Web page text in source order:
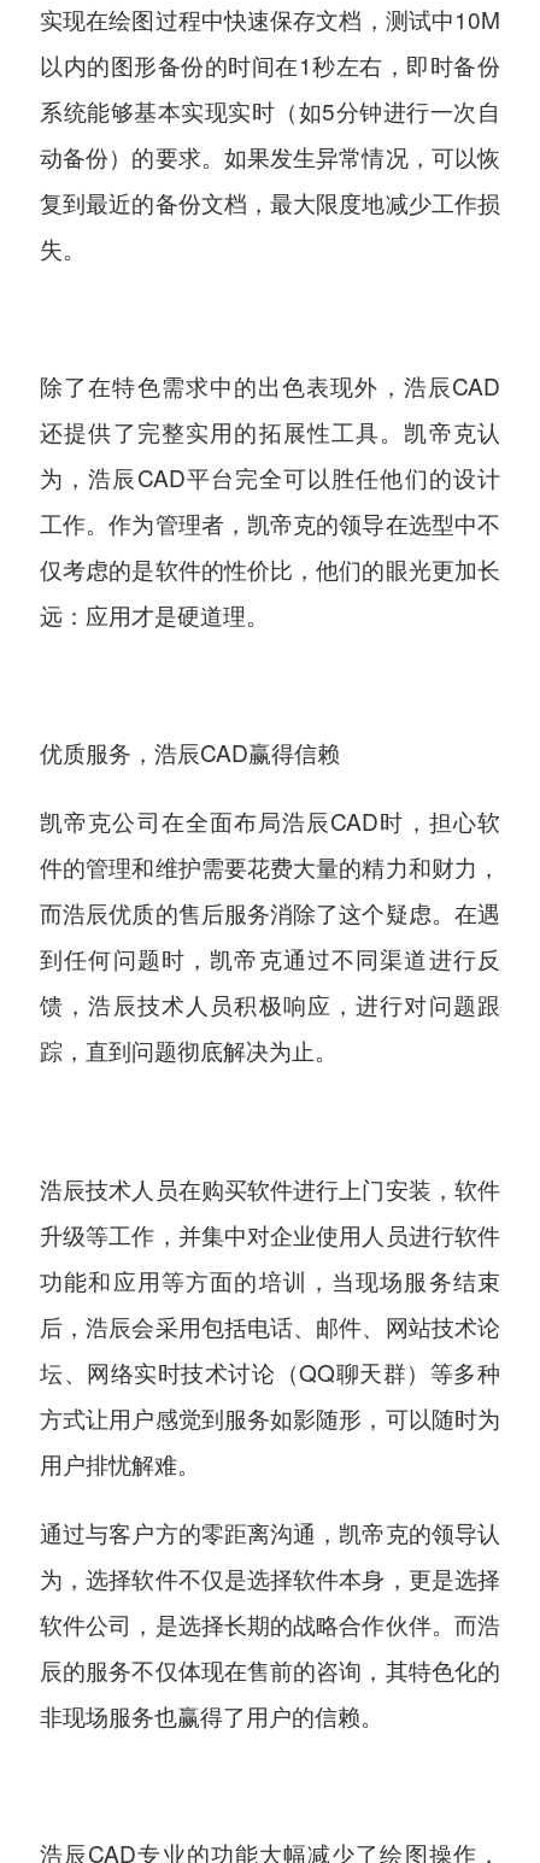
实现在绘图过程中快速保存文档，测试中10M
以内的图形备份的时间在1秒左右，即时备份
系统能够基本实现实时（如5分钟进行一次自
动备份）的要求。如果发生异常情况，可以恢
复到最近的备份文档，最大限度地减少工作损
失。
除了在特色需求中的出色表现外，浩辰CAD
还提供了完整实用的拓展性工具。凯帝克认
为，浩辰CAD平台完全可以胜任他们的设计
工作。作为管理者，凯帝克的领导在选型中不
仅考虑的是软件的性价比，他们的眼光更加长
远：应用才是硬道理。
优质服务，浩辰CAD赢得信赖
凯帝克公司在全面布局浩辰CAD时，担心软
件的管理和维护需要花费大量的精力和财力，
而浩辰优质的售后服务消除了这个疑虑。在遇
到任何问题时，凯帝克通过不同渠道进行反
馈，浩辰技术人员积极响应，进行对问题跟
踪，直到问题彻底解决为止。
浩辰技术人员在购买软件进行上门安装，软件
升级等工作，并集中对企业使用人员进行软件
功能和应用等方面的培训，当现场服务结束
后，浩辰会采用包括电话、邮件、网站技术论
坛、网络实时技术讨论（QQ聊天群）等多种
方式让用户感觉到服务如影随形，可以随时为
用户排忧解难。
通过与客户方的零距离沟通，凯帝克的领导认
为，选择软件不仅是选择软件本身，更是选择
软件公司，是选择长期的战略合作伙伴。而浩
辰的服务不仅体现在售前的咨询，其特色化的
非现场服务也赢得了用户的信赖。
浩辰CAD专业的功能大幅减少了绘图操作，